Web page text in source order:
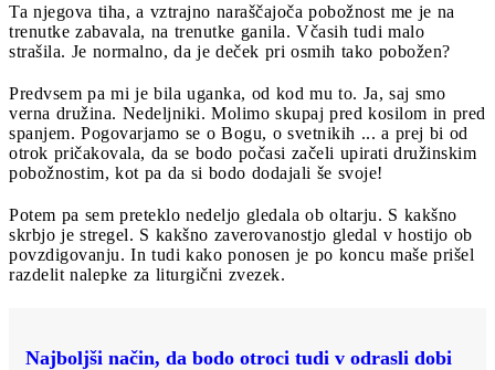
Ta njegova tiha, a vztrajno naraščajoča pobožnost me je na
trenutke zabavala, na trenutke ganila. Včasih tudi malo
strašila. Je normalno, da je deček pri osmih tako pobožen?
Predvsem pa mi je bila uganka, od kod mu to. Ja, saj smo
verna družina. Nedeljniki. Molimo skupaj pred kosilom in pred
spanjem. Pogovarjamo se o Bogu, o svetnikih ... a prej bi od
otrok pričakovala, da se bodo počasi začeli upirati družinskim
pobožnostim, kot pa da si bodo dodajali še svoje!
Potem pa sem preteklo nedeljo gledala ob oltarju. S kakšno
skrbjo je stregel. S kakšno zaverovanostjo gledal v hostijo ob
povzdigovanju. In tudi kako ponosen je po koncu maše prišel
razdelit nalepke za liturgični zvezek.
Najboljši način, da bodo otroci tudi v odrasli dobi